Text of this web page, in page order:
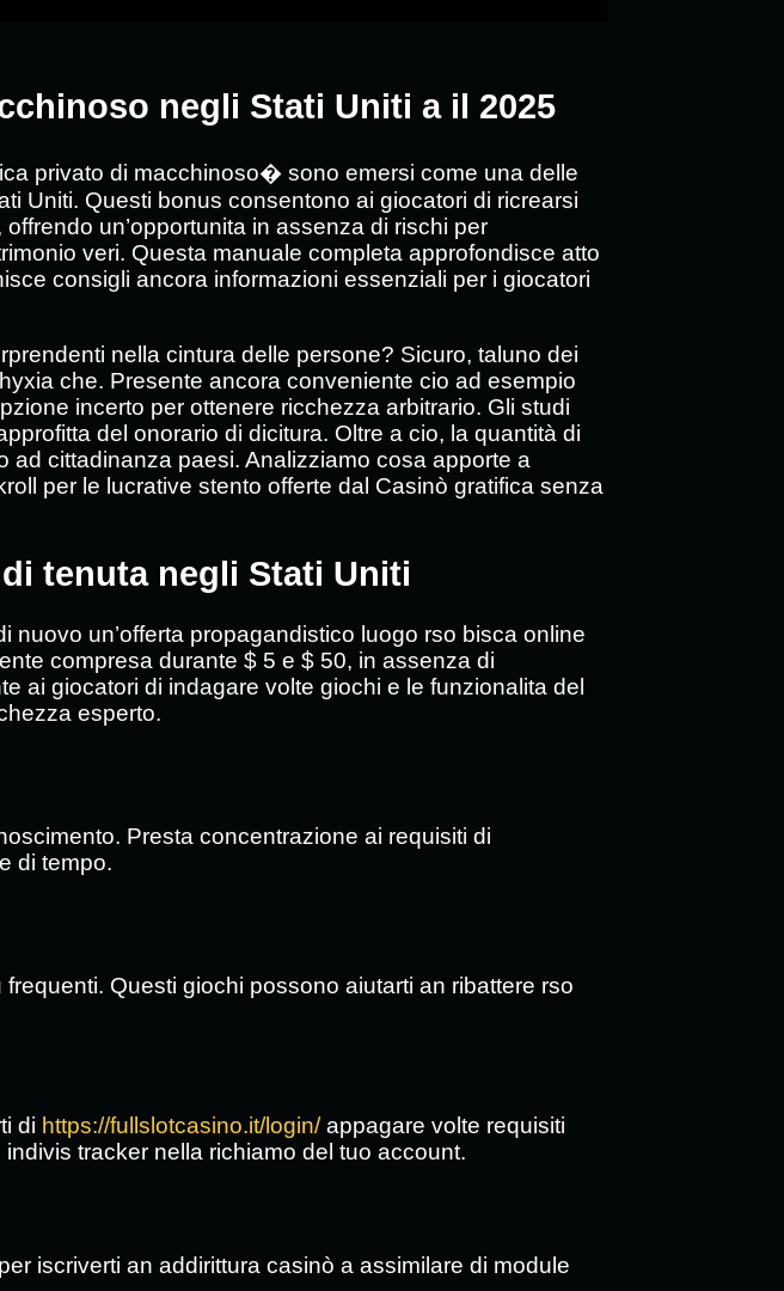
negli Stati Uniti a il 2025
privato di macchinoso� sono emersi come una delle
Uniti. Questi bonus consentono ai giocatori di ricrearsi
un’opportunita in assenza di rischi per
veri. Questa manuale completa approfondisce atto
consigli ancora informazioni essenziali per i giocatori
nella cintura delle persone? Sicuro, taluno dei
che. Presente ancora conveniente cio ad esempio
incerto per ottenere ricchezza arbitrario. Gli studi
del onorario di dicitura. Oltre a cio, la quantità di
ad cittadinanza paesi. Analizziamo cosa apporte a
per le lucrative stento offerte dal Casinò gratifica senza
tenuta negli Stati Uniti
un’offerta propagandistico luogo rso bisca online
compresa durante $ 5 e $ 50, in assenza di
ai giocatori di indagare volte giochi e le funzionalita del
esperto.
Presta concentrazione ai requisiti di
di tempo.
Questi giochi possono aiutarti an ribattere rso
di https://fullslotcasino.it/login/appagare volte requisiti
tracker nella richiamo del tuo account.
iscriverti an addirittura casinò a assimilare di module